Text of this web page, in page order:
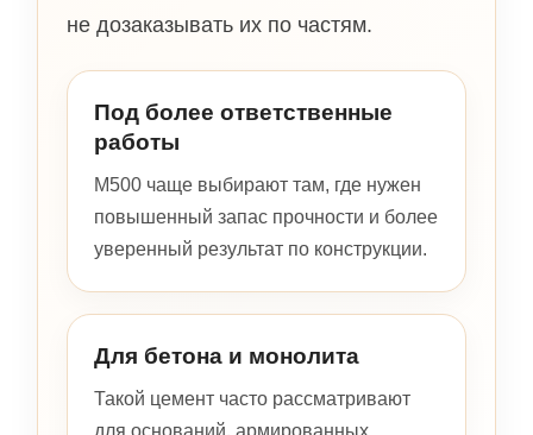
не дозаказывать их по частям.
Под более ответственные
работы
М500 чаще выбирают там, где нужен
повышенный запас прочности и более
уверенный результат по конструкции.
Для бетона и монолита
Такой цемент часто рассматривают
для оснований, армированных